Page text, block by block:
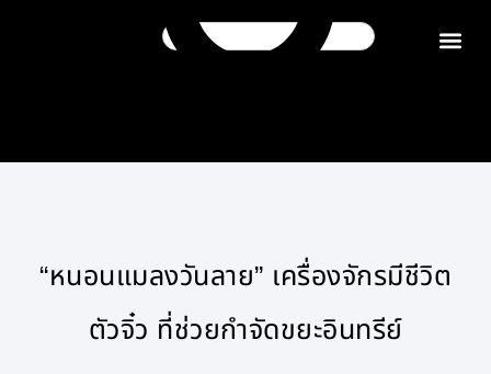
“หนอนแมลงวันลาย” เครื่องจักรมีชีวิต
ตัวจิ๋ว ที่ช่วยกำจัดขยะอินทรีย์